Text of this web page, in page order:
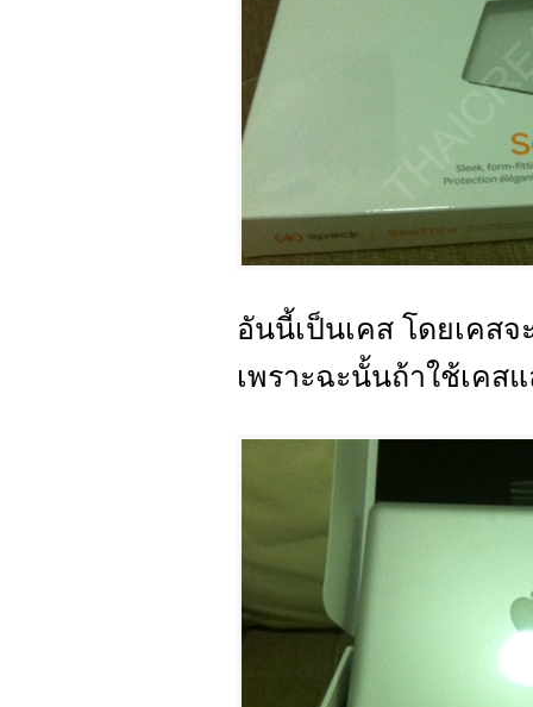
อันนี้เป็นเคส โดยเคส
เพราะฉะนั้นถ้าใช้เคส